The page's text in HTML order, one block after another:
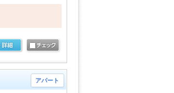
アパート